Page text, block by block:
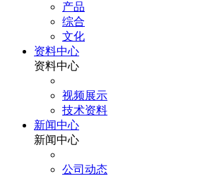
产品
综合
文化
资料中心
资料中心
视频展示
技术资料
新闻中心
新闻中心
公司动态